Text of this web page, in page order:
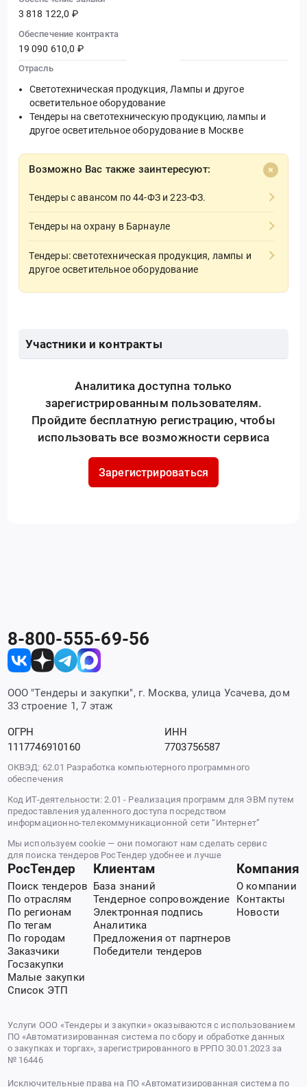
3 818 122,0 ₽
Обеспечение контракта
19 090 610,0 ₽
Отрасль
Светотехническая продукция, Лампы и другое
осветительное оборудование
Тендеры на светотехническую продукцию, лампы и
другое осветительное оборудование в Москве
Возможно Вас также заинтересуют:
Тендеры с авансом по 44-ФЗ и 223-ФЗ.
Тендеры на охрану в Барнауле
Тендеры: светотехническая продукция, лампы и
другое осветительное оборудование
Участники и контракты
Аналитика доступна только
зарегистрированным пользователям.
Пройдите бесплатную регистрацию, чтобы
использовать все возможности сервиса
Зарегистрироваться
8-800-555-69-56
ООО "Тендеры и закупки", г. Москва, улица Усачева, дом
33 строение 1, 7 этаж
ОГРН
1117746910160
ИНН
7703756587
ОКВЭД: 62.01 Разработка компьютерного программного
обеспечения
Код ИТ-деятельности: 2.01 - Реализация программ для ЭВМ путем
предоставления удаленного доступа посредством
информационно-телекоммуникационной сети “Интернет”
Мы используем cookie — они помогают нам сделать сервис
для поиска тендеров РосТендер удобнее и лучше
РосТендер
Поиск тендеров
По отраслям
По регионам
По тегам
По городам
Заказчики
Госзакупки
Малые закупки
Список ЭТП
Клиентам
База знаний
Тендерное сопровождение
Электронная подпись
Аналитика
Предложения от партнеров
Победители тендеров
Компания
О компании
Контакты
Новости
Услуги ООО «Тендеры и закупки» оказываются с использованием
ПО «Автоматизированная система по сбору и обработке данных
о закупках и торгах», зарегистрированного в РРПО 30.01.2023 за
№ 16446
Исключительные права на ПО «Автоматизированная система по